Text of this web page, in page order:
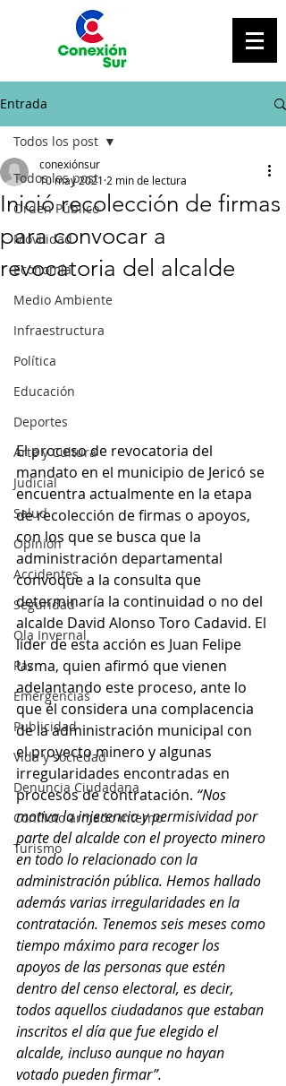
Entrada
Todos los post
Orden Público
Movilidad
Economía
Medio Ambiente
Infraestructura
Política
Educación
Deportes
Arte y Cultura
Judicial
Salud
Opinión
Accidentes
Seguridad
Ola Invernal
Paz
Emergencias
Publicidad
Vida y sociedad
Denuncia Ciudadana
Conflicto armado interno
Turismo
Todos los post
Inició recolección de firmas
para convocar a
revocatoria del alcalde
conexiónsur
10 may 2021 2 min de lectura
El proceso de revocatoria del
mandato en el municipio de Jericó se
encuentra actualmente en la etapa
de recolección de firmas o apoyos,
con los que se busca que la
administración departamental
convoque a la consulta que
determinaría la continuidad o no del
alcalde David Alonso Toro Cadavid. El
líder de esta acción es Juan Felipe
Usma, quien afirmó que vienen
adelantando este proceso, ante lo
que él considera una complacencia
de la administración municipal con
el proyecto minero y algunas
irregularidades encontradas en
procesos de contratación. “Nos
motiva la injerencia y permisividad por
parte del alcalde con el proyecto minero
en todo lo relacionado con la
administración pública. Hemos hallado
además varias irregularidades en la
contratación. Tenemos seis meses como
tiempo máximo para recoger los
apoyos de las personas que estén
dentro del censo electoral, es decir,
todos aquellos ciudadanos que estaban
inscritos el día que fue elegido el
alcalde, incluso aunque no hayan
votado pueden firmar”.